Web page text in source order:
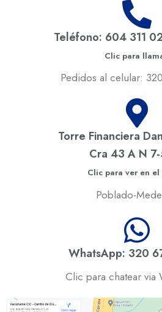
Teléfono: 604 311
Clic para
Pedidos al celular:
Torre Financiera
Cra 43 A N
Clic para ver en el
Poblado-
WhatsApp: 320
Clic para chatear via